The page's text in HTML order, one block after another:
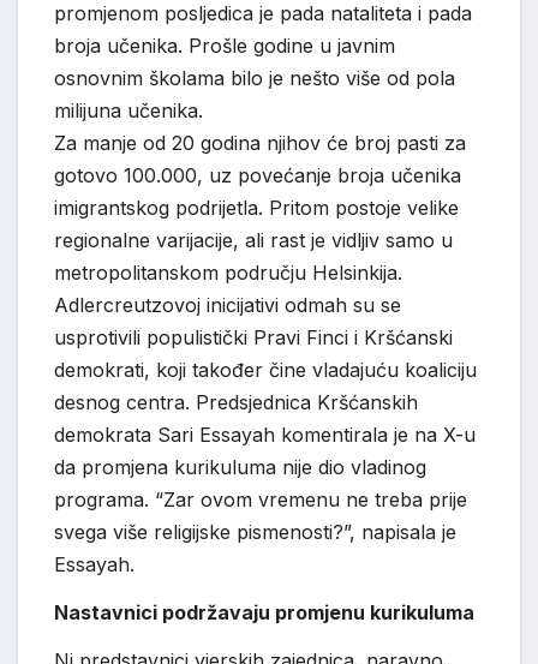
promjenom posljedica je pada nataliteta i pada
broja učenika. Prošle godine u javnim
osnovnim školama bilo je nešto više od pola
milijuna učenika.
Za manje od 20 godina njihov će broj pasti za
gotovo 100.000, uz povećanje broja učenika
imigrantskog podrijetla. Pritom postoje velike
regionalne varijacije, ali rast je vidljiv samo u
metropolitanskom području Helsinkija.
Adlercreutzovoj inicijativi odmah su se
usprotivili populistički Pravi Finci i Kršćanski
demokrati, koji također čine vladajuću koaliciju
desnog centra. Predsjednica Kršćanskih
demokrata Sari Essayah komentirala je na X-u
da promjena kurikuluma nije dio vladinog
programa. “Zar ovom vremenu ne treba prije
svega više religijske pismenosti?”, napisala je
Essayah.
Nastavnici podržavaju promjenu kurikuluma